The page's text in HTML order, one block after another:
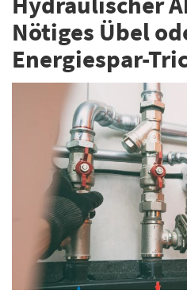
Nötiges Übel
Energiespar-